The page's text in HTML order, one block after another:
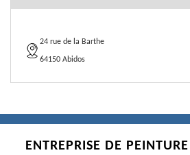
24 rue de la Barthe
64150 Abidos
ENTREPRISE DE